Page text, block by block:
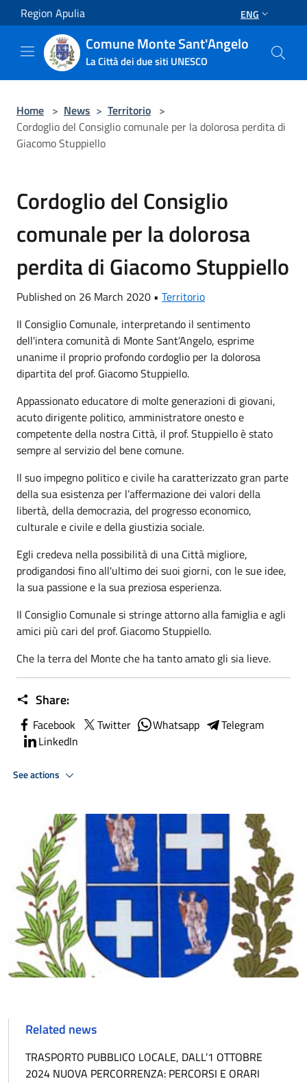
Salta al contenuto principale
Region Apulia ENG
Comune Monte Sant'Angelo
La Città dei due siti UNESCO
Home > News > Territorio >
Cordoglio del Consiglio comunale per la dolorosa perdita di
Giacomo Stuppiello
Cordoglio del Consiglio
comunale per la dolorosa
perdita di Giacomo Stuppiello
Published on 26 March 2020 • Territorio
Il Consiglio Comunale, interpretando il sentimento
dell'intera comunità di Monte Sant’Angelo, esprime
unanime il proprio profondo cordoglio per la dolorosa
dipartita del prof. Giacomo Stuppiello.
Appassionato educatore di molte generazioni di giovani,
acuto dirigente politico, amministratore onesto e
competente della nostra Città, il prof. Stuppiello è stato
sempre al servizio del bene comune.
Il suo impegno politico e civile ha caratterizzato gran parte
della sua esistenza per l’affermazione dei valori della
libertà, della democrazia, del progresso economico,
culturale e civile e della giustizia sociale.
Egli credeva nella possibilità di una Città migliore,
prodigandosi fino all'ultimo dei suoi giorni, con le sue idee,
la sua passione e la sua preziosa esperienza.
Il Consiglio Comunale si stringe attorno alla famiglia e agli
amici più cari del prof. Giacomo Stuppiello.
Che la terra del Monte che ha tanto amato gli sia lieve.
Share:
Facebook Twitter Whatsapp
Telegram
LinkedIn
See actions
Related news
TRASPORTO PUBBLICO LOCALE, DALL’1 OTTOBRE
2024 NUOVA PERCORRENZA: PERCORSI E ORARI